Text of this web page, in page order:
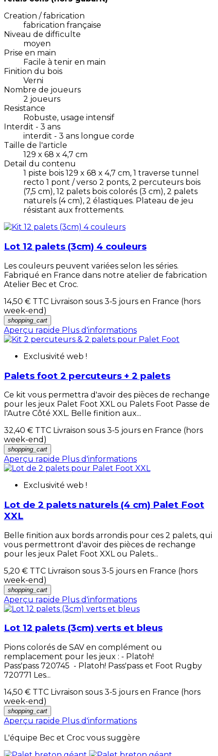
Creation / fabrication
fabrication française
Niveau de difficulte
moyen
Prise en main
Facile à tenir en main
Finition du bois
Verni
Nombre de joueurs
2 joueurs
Resistance
Robuste, usage intensif
Interdit - 3 ans
interdit - 3 ans longue corde
Taille de l'article
129 x 68 x 4,7 cm
Detail du contenu
1 piste bois 129 x 68 x 4,7 cm, 1 traverse tunnel
recto 1 pont / verso 2 ponts, 2 percuteurs bois
(7,5 cm), 12 palets bois colorés (3 cm), 2 palets
naturels (4 cm), 2 élastiques. Plateau de jeu
résistant aux frottements.
Lot 12 palets (3cm) 4 couleurs
Les couleurs peuvent variées selon les séries.
Fabriqué en France dans notre atelier de fabrication
Atelier Bec et Croc.
14,50 € TTC Livraison sous 3-5 jours en France (hors
week-end)
shopping_cart
Aperçu rapide Plus d'informations
Exclusivité web !
Palets foot 2 percuteurs + 2 palets
Ce kit vous permettra d'avoir des pièces de rechange
pour les jeux Palet Foot XXL ou Palets Foot Passe de
l'Autre Côté XXL. Belle finition aux...
32,40 € TTC Livraison sous 3-5 jours en France (hors
week-end)
shopping_cart
Aperçu rapide Plus d'informations
Exclusivité web !
Lot de 2 palets naturels (4 cm) Palet Foot
XXL
Belle finition aux bords arrondis pour ces 2 palets, qui
vous permettront d'avoir des pièces de rechange
pour les jeux Palet Foot XXL ou Palets...
5,20 € TTC Livraison sous 3-5 jours en France (hors
week-end)
shopping_cart
Aperçu rapide Plus d'informations
Lot 12 palets (3cm) verts et bleus
Pions colorés de SAV en complément ou
remplacement pour les jeux : - Platoh!
Pass'pass 720745 - Platoh! Pass'pass et Foot Rugby
720771 Les...
14,50 € TTC Livraison sous 3-5 jours en France (hors
week-end)
shopping_cart
Aperçu rapide Plus d'informations
L'équipe Bec et Croc vous suggère